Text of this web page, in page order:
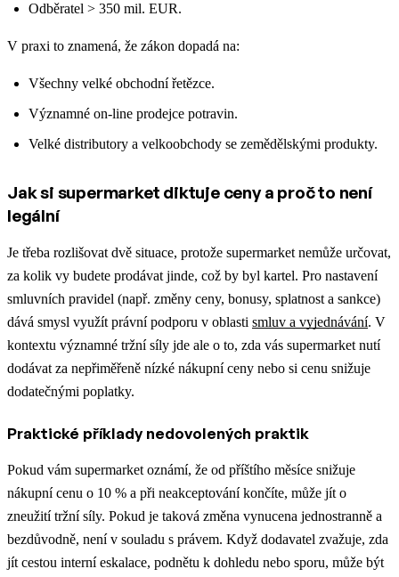
Odběratel > 350 mil. EUR.
V praxi to znamená, že zákon dopadá na:
Všechny velké obchodní řetězce.
Významné on-line prodejce potravin.
Velké distributory a velkoobchody se zemědělskými produkty.
Jak si supermarket diktuje ceny a proč to není
legální
Je třeba rozlišovat dvě situace, protože supermarket nemůže určovat,
za kolik vy budete prodávat jinde, což by byl kartel. Pro nastavení
smluvních pravidel (např. změny ceny, bonusy, splatnost a sankce)
dává smysl využít právní podporu v oblasti smluv a vyjednávání. V
kontextu významné tržní síly jde ale o to, zda vás supermarket nutí
dodávat za nepřiměřeně nízké nákupní ceny nebo si cenu snižuje
dodatečnými poplatky.
Praktické příklady nedovolených praktik
Pokud vám supermarket oznámí, že od příštího měsíce snižuje
nákupní cenu o 10 % a při neakceptování končíte, může jít o
zneužití tržní síly. Pokud je taková změna vynucena jednostranně a
bezdůvodně, není v souladu s právem. Když dodavatel zvažuje, zda
jít cestou interní eskalace, podnětu k dohledu nebo sporu, může být